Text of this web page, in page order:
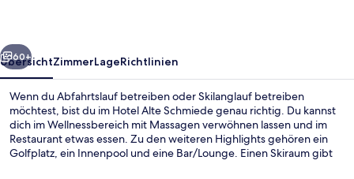
Weiter
60+
ÜbersichtZimmerLageRichtlinien
Wenn du Abfahrtslauf betreiben oder Skilanglauf betreiben
möchtest, bist du im Hotel Alte Schmiede genau richtig. Du kannst
dich im Wellnessbereich mit Massagen verwöhnen lassen und im
Restaurant etwas essen. Zu den weiteren Highlights gehören ein
Golfplatz, ein Innenpool und eine Bar/Lounge. Einen Skiraum gibt